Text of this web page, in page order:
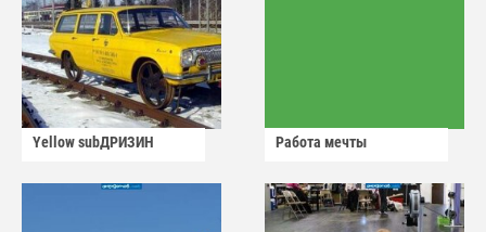
Yellow subДРИЗИН Работа мечты